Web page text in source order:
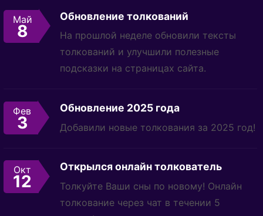
Май
8
Обновление толкований
На прошлой неделе обновили тексты
толкований и улучшили полезные
подсказки на страницах сайта.
Фев
3
Обновление 2025 года
Добавили новые толкования за 2025 год!
Окт
12
Открылся онлайн толкователь
Толкуйте Ваши сны по новому! Онлайн
толкование через чат в течении 5